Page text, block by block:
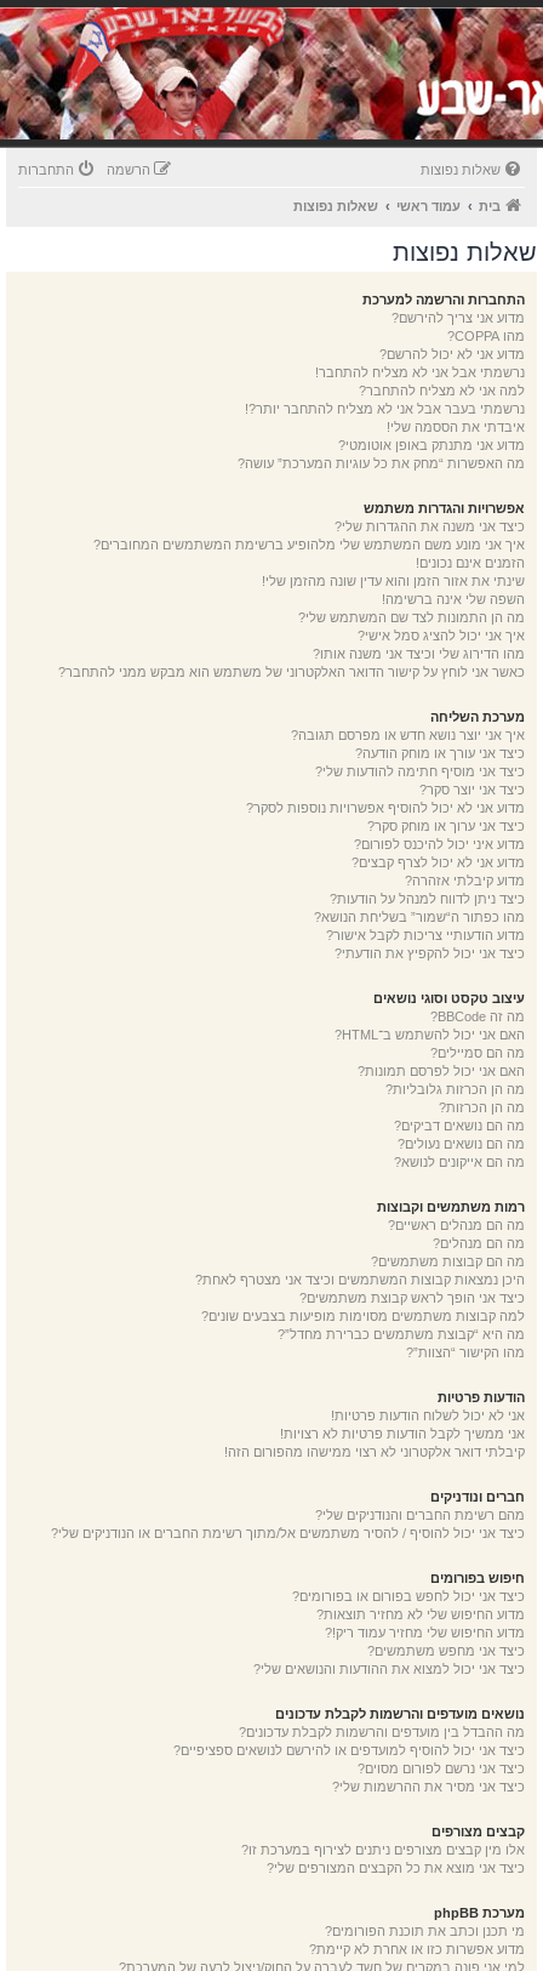
שאלות נפוצות התחברות הרשמה
בית עמוד ראשי שאלות נפוצות
שאלות נפוצות
התחברות והרשמה למערכת
מדוע אני צריך להירשם?
מהו COPPA?
מדוע אני לא יכול להרשם?
נרשמתי אבל אני לא מצליח להתחבר!
למה אני לא מצליח להתחבר?
נרשמתי בעבר אבל אני לא מצליח להתחבר יותר?!
איבדתי את הססמה שלי!
מדוע אני מתנתק באופן אוטומטי?
מה האפשרות “מחק את כל עוגיות המערכת” עושה?
אפשרויות והגדרות משתמש
כיצד אני משנה את ההגדרות שלי?
איך אני מונע משם המשתמש שלי מלהופיע ברשימת המשתמשים המחוברים?
הזמנים אינם נכונים!
שינתי את אזור הזמן והוא עדין שונה מהזמן שלי!
השפה שלי אינה ברשימה!
מה הן התמונות לצד שם המשתמש שלי?
איך אני יכול להציג סמל אישי?
מהו הדירוג שלי וכיצד אני משנה אותו?
כאשר אני לוחץ על קישור הדואר האלקטרוני של משתמש הוא מבקש ממני להתחבר?
מערכת השליחה
איך אני יוצר נושא חדש או מפרסם תגובה?
כיצד אני עורך או מוחק הודעה?
כיצד אני מוסיף חתימה להודעות שלי?
כיצד אני יוצר סקר?
מדוע אני לא יכול להוסיף אפשרויות נוספות לסקר?
כיצד אני ערוך או מוחק סקר?
מדוע איני יכול להיכנס לפורום?
מדוע אני לא יכול לצרף קבצים?
מדוע קיבלתי אזהרה?
כיצד ניתן לדווח למנהל על הודעות?
מהו כפתור ה“שמור” בשליחת הנושא?
מדוע הודעותיי צריכות לקבל אישור?
כיצד אני יכול להקפיץ את הודעתי?
עיצוב טקסט וסוגי נושאים
מה זה BBCode?
האם אני יכול להשתמש ב־HTML?
מה הם סמיילים?
האם אני יכול לפרסם תמונות?
מה הן הכרזות גלובליות?
מה הן הכרזות?
מה הם נושאים דביקים?
מה הם נושאים נעולים?
מה הם אייקונים לנושא?
רמות משתמשים וקבוצות
מה הם מנהלים ראשיים?
מה הם מנהלים?
מה הם קבוצות משתמשים?
היכן נמצאות קבוצות המשתמשים וכיצד אני מצטרף לאחת?
כיצד אני הופך לראש קבוצת משתמשים?
למה קבוצות משתמשים מסוימות מופיעות בצבעים שונים?
מה היא “קבוצת משתמשים כברירת מחדל”?
מהו הקישור “הצוות”?
הודעות פרטיות
אני לא יכול לשלוח הודעות פרטיות!
אני ממשיך לקבל הודעות פרטיות לא רצויות!
קיבלתי דואר אלקטרוני לא רצוי ממישהו מהפורום הזה!
חברים ונודניקים
מהם רשימת החברים והנודניקים שלי?
כיצד אני יכול להוסיף / להסיר משתמשים אל/מתוך רשימת החברים או הנודניקים שלי?
חיפוש בפורומים
כיצד אני יכול לחפש בפורום או בפורומים?
מדוע החיפוש שלי לא מחזיר תוצאות?
מדוע החיפוש שלי מחזיר עמוד ריק!?
כיצד אני מחפש משתמשים?
כיצד אני יכול למצוא את ההודעות והנושאים שלי?
נושאים מועדפים והרשמות לקבלת עדכונים
מה ההבדל בין מועדפים והרשמות לקבלת עדכונים?
כיצד אני יכול להוסיף למועדפים או להירשם לנושאים ספציפיים?
כיצד אני נרשם לפורום מסוים?
כיצד אני מסיר את ההרשמות שלי?
קבצים מצורפים
אלו מין קבצים מצורפים ניתנים לצירוף במערכת זו?
כיצד אני מוצא את כל הקבצים המצורפים שלי?
מערכת phpBB
מי תכנן וכתב את תוכנת הפורומים?
מדוע אפשרות כזו או אחרת לא קיימת?
למי אני פונה במקרים של חשד לעברה על החוק/ניצול לרעה של המערכת?